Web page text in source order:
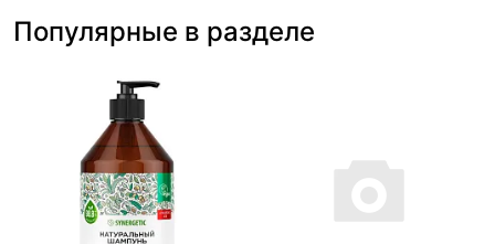
Популярные в разделе